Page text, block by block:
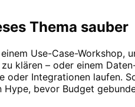
Thema sauber
Use-Case-Workshop,
klären – oder einem
oder Integrationen laufen.
bevor Budget